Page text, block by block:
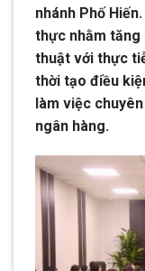
nhánh Phố
thực nhằm
thuật với thực
thời tạo điều
làm việc
ngân hàng.